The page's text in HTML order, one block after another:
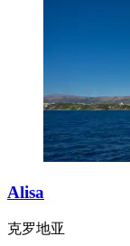
Alisa
克罗地亚